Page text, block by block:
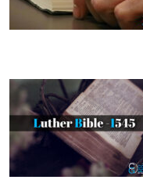
July 12,
October